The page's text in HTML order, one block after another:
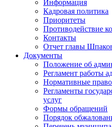
Информация
Кадровая политика
Приоритеты
Противодействие
Контакты
Отчет главы
Документы
Положение об
Регламент работы
Нормативные
Регламенты
услуг
Формы обращений
Порядок